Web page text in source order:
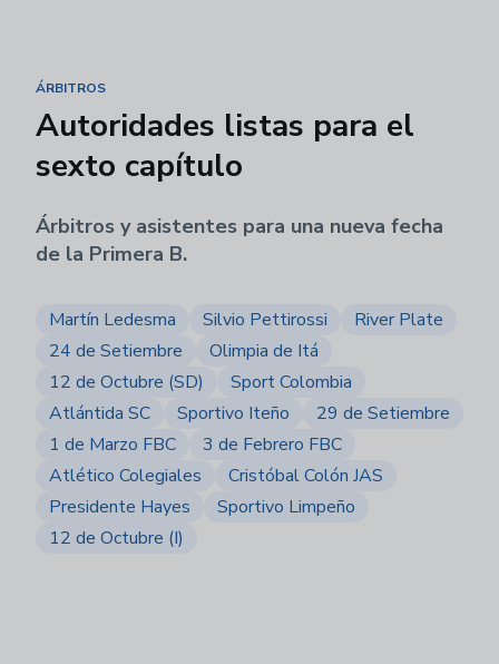
ÁRBITROS
Autoridades listas para el
sexto capítulo
Árbitros y asistentes para una nueva fecha
de la Primera B.
Martín Ledesma Silvio Pettirossi
River Plate
24 de Setiembre
Olimpia de Itá
12 de Octubre (SD)
Sport Colombia
Atlántida SC
Sportivo Iteño
29 de Setiembre
1 de Marzo FBC
3 de Febrero FBC
Atlético Colegiales
Cristóbal Colón JAS
Presidente Hayes
Sportivo Limpeño
12 de Octubre (I)